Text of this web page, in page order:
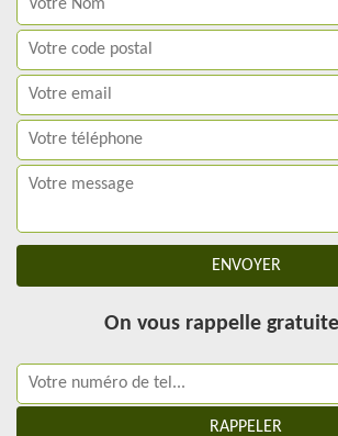
On vous rappelle